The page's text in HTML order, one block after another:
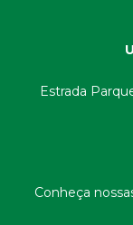
Estrada
Conheça